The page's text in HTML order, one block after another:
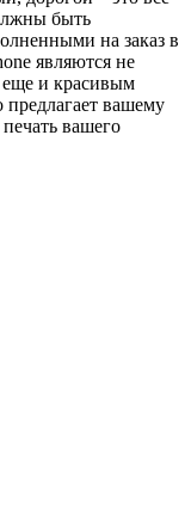
быть
на заказ в
являются не
и красивым
предлагает вашему
вашего